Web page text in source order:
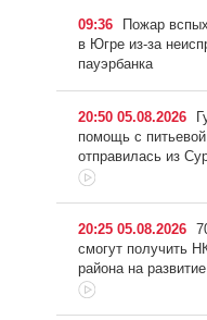
09:36
Пожар
в Югре из-за
пауэрбанка
20:50 05.08.2026
помощь с
отправилась из
20:25 05.08.2026
смогут получить
района на